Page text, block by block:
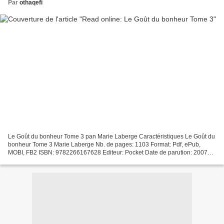
Par othaqefi
Le Goût du bonheur Tome 3 pan Marie Laberge Caractéristiques Le Goût du
bonheur Tome 3 Marie Laberge Nb. de pages: 1103 Format: Pdf, ePub,
MOBI, FB2 ISBN: 9782266167628 Editeur: Pocket Date de parution: 2007